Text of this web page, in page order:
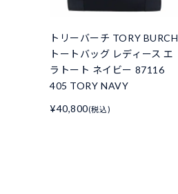
トリーバーチ TORY BURCH
トートバッグ レディース エ
ラトート ネイビー 87116
405 TORY NAVY
¥40,800(税込)